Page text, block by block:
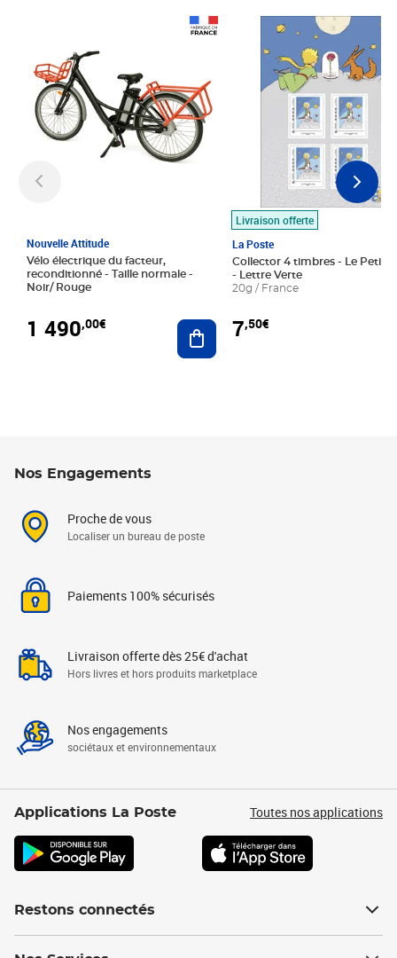
Nouvelle Attitude
Vélo électrique du facteur,
reconditionné - Taille normale -
Noir/ Rouge
1 490,00€ Ajouter au panier
Livraison offerte
La Poste
Collector 4 timbres - Le Petit
- Lettre Verte
20g / France
7,50€
Prix 7,50€
Nos Engagements
Proche de vous
Localiser un bureau de poste
Paiements 100% sécurisés
Livraison offerte dès 25€ d'achat
Hors livres et hors produits marketplace
Nos engagements
sociétaux et environnementaux
Applications La Poste Toutes nos applications
Restons connectés